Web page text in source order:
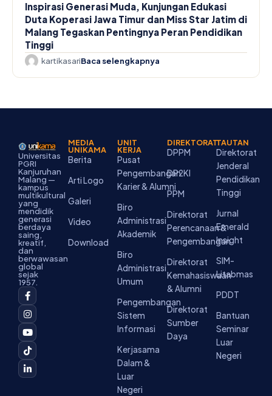
Inspirasi Generasi Muda, Kunjungan Edukasi
Duta Koperasi Jawa Timur dan Miss Star Jatim di
Malang Tegaskan Pentingnya Peran Pendidikan
Tinggi
kartikasariBaca selengkapnya
Universitas
PGRI
Kanjuruhan
Malang —
kampus
multikultural
yang
mendidik
generasi
berdaya
saing,
kreatif,
dan
berwawasan
global
sejak
1957.
F
a
c
e
b
o
o
k
-
f
I
n
s
t
a
g
r
a
m
Y
o
u
t
u
b
e
T
i
k
t
o
k
L
i
n
k
e
d
i
n
-
i
n
MEDIA
UNIKAMA
Berita
Arti Logo
Galeri
Video
Download
UNIT
KERJA
Pusat
Pengembangan
Karier & Alumni
Biro
Administrasi
Akademik
Biro
Administrasi
Umum
Pengembangan
Sistem
Informasi
Kerjasama
Dalam &
Luar
Negeri
DIREKTORAT
DPPM
DP2KI
PPM
Direktorat
Perencanaan &
Pengembangan
Direktorat
Kemahasiswaan
& Alumni
Direktorat
Sumber
Daya
TAUTAN
Direktorat
Jenderal
Pendidikan
Tinggi
Jurnal
Emerald
Insight
SIM-
Litabmas
PDDT
Bantuan
Seminar
Luar
Negeri